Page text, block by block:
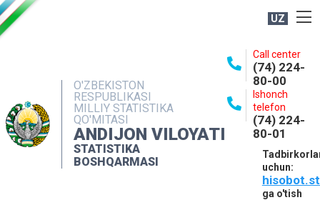
UZ
O'ZBEKISTON
RESPUBLIKASI
MILLIY STATISTIKA
QO'MITASI
ANDIJON VILOYATI
STATISTIKA
BOSHQARMASI
Call center
(74) 224-
80-00
Ishonch
telefon
(74) 224-
80-01
uchun:
ga o'tish
NASHRLAR
INTERAKTIV XIZMATLAR
MATBUOT XIZMATI
MUROJAATLAR